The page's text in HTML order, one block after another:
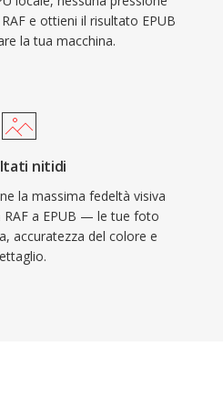
e ottieni il risultato EPUB
la tua macchina.
nitidi
la massima fedeltà visiva
RAF a EPUB — le tue foto
accuratezza del colore e